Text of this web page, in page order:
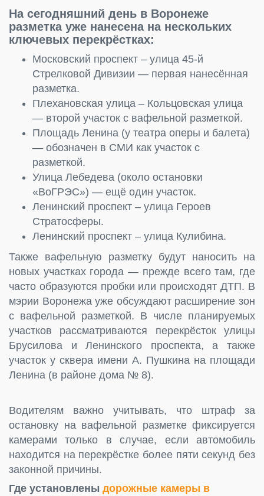
На сегодняшний день в Воронеже
разметка уже нанесена на нескольких
ключевых перекрёстках:
Московский проспект – улица 45-й
Стрелковой Дивизии — первая нанесённая
разметка.
Плехановская улица – Кольцовская улица
— второй участок с вафельной разметкой.
Площадь Ленина (у театра оперы и балета)
— обозначен в СМИ как участок с
разметкой.
Улица Лебедева (около остановки
«ВоГРЭС») — ещё один участок.
Ленинский проспект – улица Героев
Стратосферы.
Ленинский проспект – улица Кулибина.
Также вафельную разметку будут наносить на
новых участках города — прежде всего там, где
часто образуются пробки или происходят ДТП. В
мэрии Воронежа уже обсуждают расширение зон
с вафельной разметкой. В числе планируемых
участков рассматриваются перекрёсток улицы
Брусилова и Ленинского проспекта, а также
участок у сквера имени А. Пушкина на площади
Ленина (в районе дома № 8).
Водителям важно учитывать, что штраф за
остановку на вафельной разметке фиксируется
камерами только в случае, если автомобиль
находится на перекрёстке более пяти секунд без
законной причины.
Где установлены дорожные камеры в